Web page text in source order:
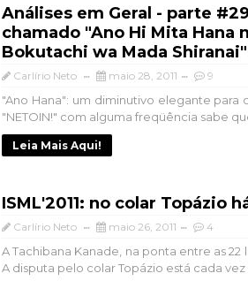
Análises em Geral - parte
chamado "Ano Hi Mita Hana
Bokutachi wa Mada
Carlírio Neto maio 28, 2011 9
"Ano Hana": um diminutivo elegante para
"NETOIN!" com alguma freqüência sabe
Leia Mais Aqui!
ISML'2011: no colar Topázio
Carlírio Neto maio 26, 2011 4
A Tachibana Kanade, na ponta entre as 22
A disputa pelo colar Topázio está cada vez